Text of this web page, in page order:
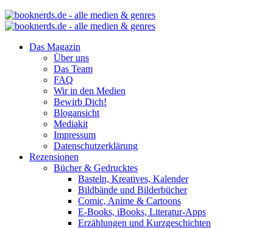
Das Magazin
Über uns
Das Team
FAQ
Wir in den Medien
Bewirb Dich!
Blogansicht
Mediakit
Impressum
Datenschutzerklärung
Rezensionen
Bücher & Gedrucktes
Basteln, Kreatives, Kalender
Bildbände und Bilderbücher
Comic, Anime & Cartoons
E-Books, iBooks, Literatur-Apps
Erzählungen und Kurzgeschichten